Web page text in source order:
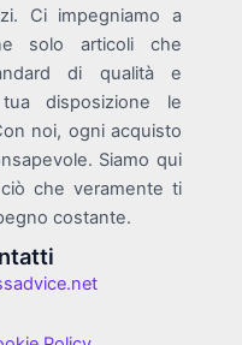
Ci impegniamo a
solo articoli che
di qualità e
disposizione le
noi, ogni acquisto
Siamo qui
che veramente ti
costante.